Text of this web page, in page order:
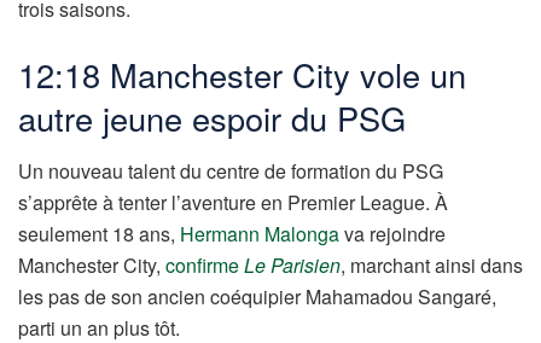
trois saisons.
12:18 Manchester City vole un
autre jeune espoir du PSG
Un nouveau talent du centre de formation du PSG
s’apprête à tenter l’aventure en Premier League. À
seulement 18 ans, Hermann Malongava rejoindre
Manchester City, confirmeLe Parisien, marchant ainsi dans
les pas de son ancien coéquipier Mahamadou Sangaré,
parti un an plus tôt.